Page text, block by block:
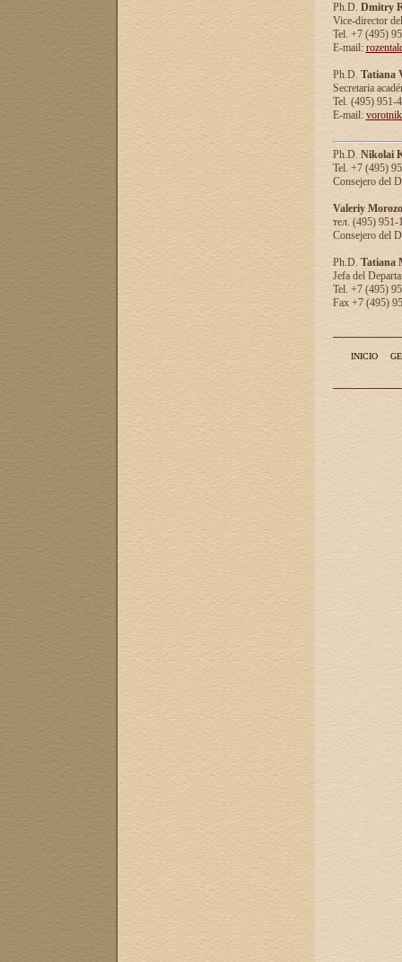
Ph.D. Dmitry
Vice-director
Tel. +7 (495)
E-mail:
Ph.D. Tatiana
Secretaria
Tel. (495) 951-
E-mail:
Ph.D. Nikolai
Tel. +7 (495)
Consejero del
Valeriy
тел. (495) 951-
Consejero del
Ph.D. Tatiana
Jefa del
Tel. +7 (495)
Fax +7 (495)
INICIO